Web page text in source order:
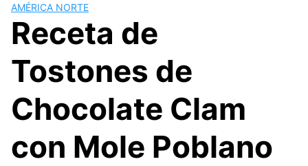
AMÉRICA NORTE
Receta de
Tostones de
Chocolate Clam
con Mole Poblano